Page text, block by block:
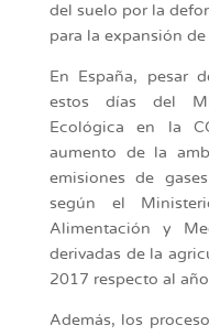
del suelo por la
para la expansión
En España, pesar
estos días del
Ecológica en la
aumento de la
emisiones de
según el
Alimentación y
derivadas de la
2017 respecto al
Además, los